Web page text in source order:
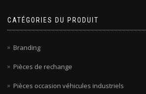
CATÉGORIES DU PRODUIT
Branding
Pièces de rechange
Pièces occasion véhicules industriels